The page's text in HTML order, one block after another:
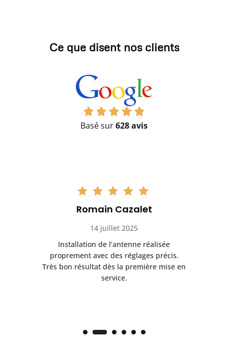
Ce que disent nos clients
Basé sur628 avis
Romain Cazalet
14 juillet 2025
Installation de l’antenne réalisée
proprement avec des réglages précis.
Très bon résultat dès la première mise en
service.